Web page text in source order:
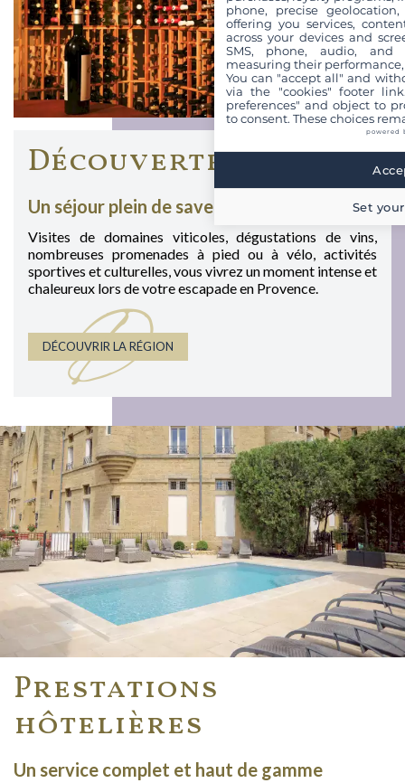
Découvertes
Un séjour plein de saveurs et de surprises
Visites de domaines viticoles, dégustations de vins,
nombreuses promenades à pied ou à vélo, activités
sportives et culturelles, vous vivrez un moment intense et
chaleureux lors de votre escapade en Provence.
D
DÉCOUVRIR LA RÉGION
Prestations
hôtelières
Un service complet et haut de gamme
phone, precise
offering you services,
across your devices and
SMS, phone, audio, and
measuring their
You can "accept all" and
via the "cookies" footer link
preferences" and object to
to consent. These choices
powered
Set